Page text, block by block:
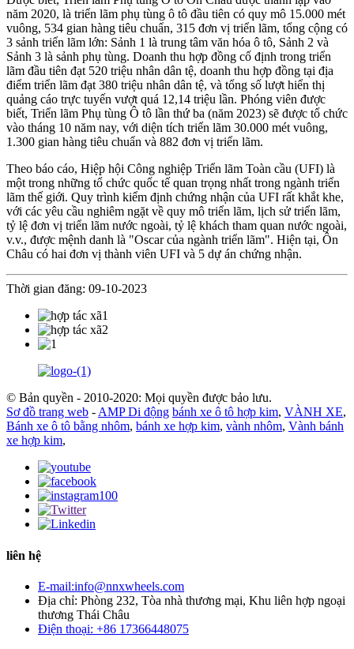
năm 2020, là triển lãm phụ tùng ô tô đầu tiên có quy mô 15.000 mét
vuông, 534 gian hàng tiêu chuẩn, 315 đơn vị triển lãm, tổng cộng có
3 sảnh triển lãm lớn: Sảnh 1 là trung tâm văn hóa ô tô, Sảnh 2 và
Sảnh 3 là sảnh phụ tùng. Doanh thu hợp đồng cố định trong triển
lãm đầu tiên đạt 520 triệu nhân dân tệ, doanh thu hợp đồng tại địa
điểm triển lãm đạt 380 triệu nhân dân tệ, và tổng số lượt hiển thị
quảng cáo trực tuyến vượt quá 12,14 triệu lần. Phóng viên được
biết, Triển lãm Phụ tùng Ô tô lần thứ ba (năm 2023) sẽ được tổ chức
vào tháng 10 năm nay, với diện tích triển lãm 30.000 mét vuông,
1.300 gian hàng tiêu chuẩn và 882 đơn vị triển lãm.
Theo báo cáo, Hiệp hội Công nghiệp Triển lãm Toàn cầu (UFI) là
một trong những tổ chức quốc tế quan trọng nhất trong ngành triển
lãm thế giới. Quy trình kiểm định chứng nhận của UFI rất khắt khe,
với các yêu cầu nghiêm ngặt về quy mô triển lãm, lịch sử triển lãm,
tỷ lệ đơn vị triển lãm nước ngoài, tỷ lệ khách tham quan nước ngoài,
v.v., được mệnh danh là "Oscar của ngành triển lãm". Hiện tại, Ôn
Châu có hai đơn vị thành viên UFI và 5 dự án chứng nhận.
Thời gian đăng: 09-10-2023
© Bản quyền - 2010-2020: Mọi quyền được bảo lưu.
Sơ đồ trang web -AMP Di động bánh xe ô tô hợp kim, VÀNH XE,
Bánh xe ô tô bằng nhôm, bánh xe hợp kim, vành nhôm, Vành bánh
xe hợp kim,
liên hệ
E-mail:info@nnxwheels.com
Địa chỉ: Phòng 232, Tòa nhà thương mại, Khu liên hợp ngoại
thương Thái Châu
Điện thoại: +86 17366448075